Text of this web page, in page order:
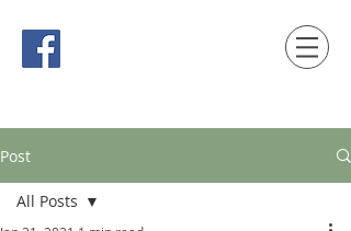
Post
All Posts